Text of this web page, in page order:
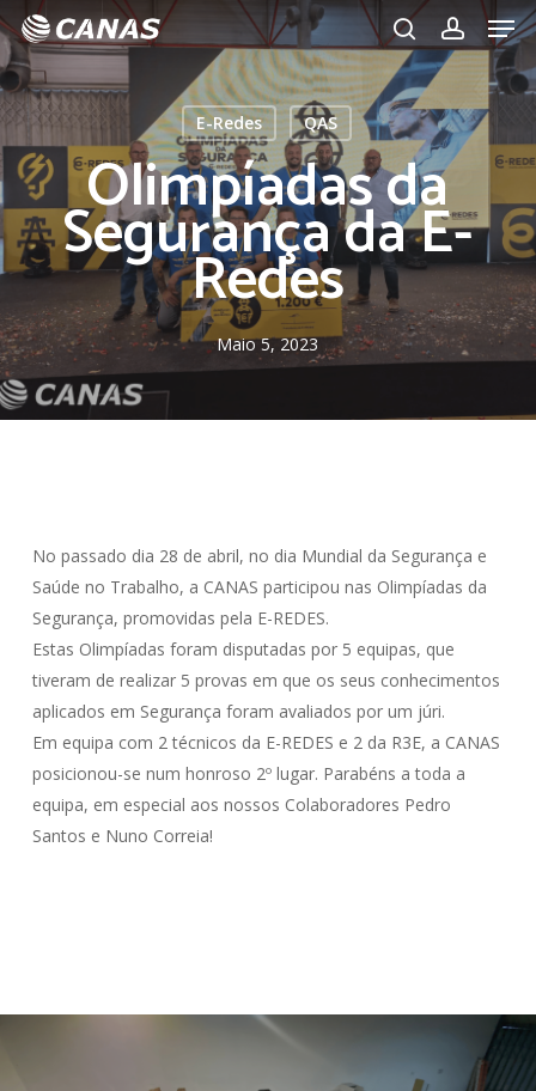
Skip
to
main
content
searchaccount
E-Redes QAS
Olimpíadas da
Segurança da E-
Redes
Maio 5, 2023
No passado dia 28 de abril, no dia Mundial da Segurança e
Saúde no Trabalho, a CANAS participou nas Olimpíadas da
Segurança, promovidas pela E-REDES.
Estas Olimpíadas foram disputadas por 5 equipas, que
tiveram de realizar 5 provas em que os seus conhecimentos
aplicados em Segurança foram avaliados por um júri.
Em equipa com 2 técnicos da E-REDES e 2 da R3E, a CANAS
posicionou-se num honroso 2º lugar. Parabéns a toda a
equipa, em especial aos nossos Colaboradores Pedro
Santos e Nuno Correia!